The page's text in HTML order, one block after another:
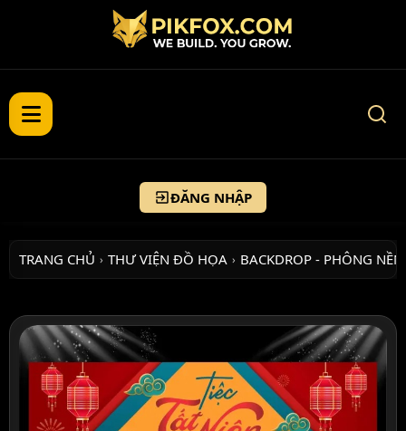
ĐĂNG NHẬP
TRANG CHỦ › THƯ VIỆN ĐỒ HỌA › BACKDROP - PHÔNG NỀN